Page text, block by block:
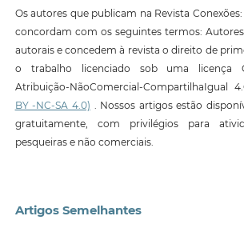
Os autores que publicam na Revista
concordam com os seguintes termos:
autorais e concedem à revista o direito de
o trabalho licenciado sob uma licença
Atribuição-NãoComercial-CompartilhaIgual
BY -NC-SA 4.0) . Nossos artigos estão
gratuitamente, com privilégios para
pesqueiras e não comerciais.
Artigos Semelhantes